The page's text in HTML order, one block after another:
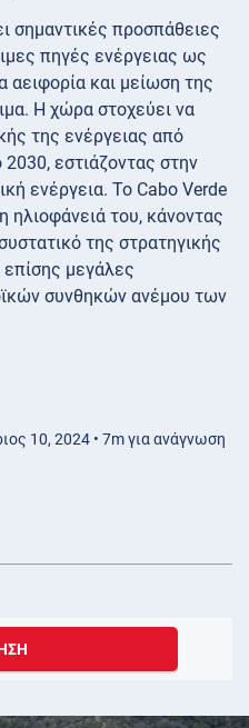
σημαντικές προσπάθειες
πηγές ενέργειας ως
αειφορία και μείωση της
Η χώρα στοχεύει να
της ενέργειας από
εστιάζοντας στην
ενέργεια. Το Cabo Verde
του, κάνοντας
της στρατηγικής
επίσης μεγάλες
συνθηκών ανέμου των
10, 2024 • 7m για ανάγνωση